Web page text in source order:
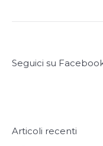
Seguici su
Articoli recenti